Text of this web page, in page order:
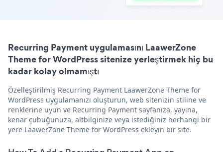
Recurring Payment uygulamasını LaawerZone
Theme for WordPress sitenize yerleştirmek hiç bu
kadar kolay olmamıştı
Özelleştirilmiş Recurring Payment LaawerZone Theme for
WordPress uygulamanızı oluşturun, web sitenizin stiline ve
renklerine uyun ve Recurring Payment sayfanıza, yayına,
kenar çubuğunuza, altbilginize veya istediğiniz herhangi bir
yere LaawerZone Theme for WordPress ekleyin bir site.